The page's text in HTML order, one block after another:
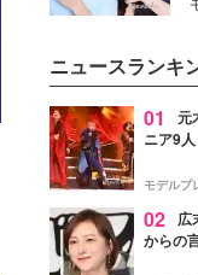
ニュースランキ
01
元
ニア9
進んで
モデルプ
02
広
からの